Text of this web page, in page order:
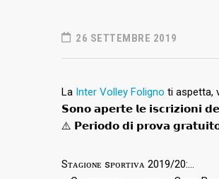
26 SETTEMBRE 2019
La Inter Volley Foligno ti aspetta,
𝗦𝗼𝗻𝗼 𝗮𝗽𝗲𝗿𝘁𝗲 𝗹𝗲 𝗶𝘀𝗰𝗿𝗶𝘇𝗶𝗼𝗻𝗶
⚠️ 𝗣𝗲𝗿𝗶𝗼𝗱𝗼 𝗱𝗶 𝗽𝗿𝗼𝘃𝗮
Sᴛᴀɢɪᴏɴᴇ sᴘᴏʀᴛɪᴠᴀ 2019/20:…